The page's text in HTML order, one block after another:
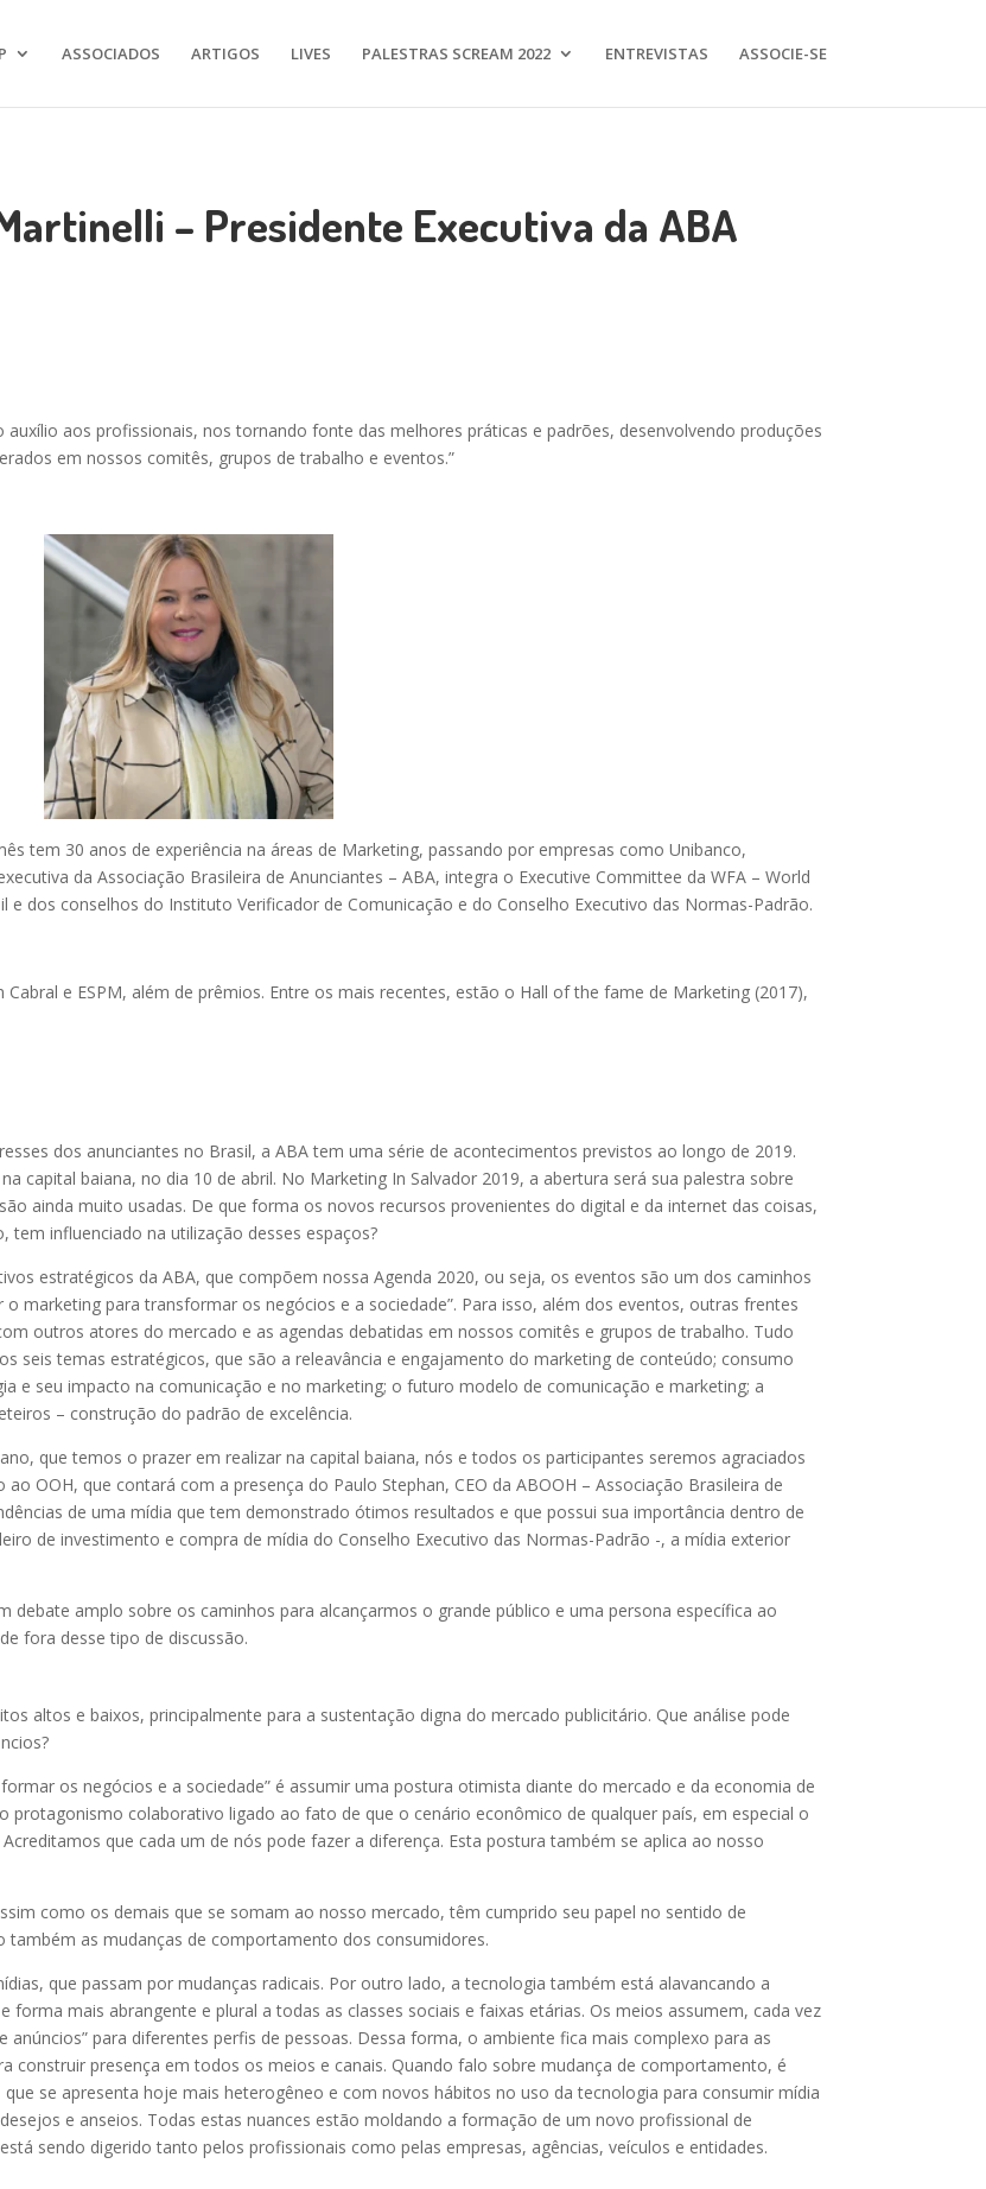
ASSOCIADOS ARTIGOS LIVES PALESTRAS SCREAM 2022 ENTREVISTAS ASSOCIE-SE
– Presidente Executiva da ABA
aos profissionais, nos tornando fonte das melhores práticas e padrões, desenvolvendo produções
em nossos comitês, grupos de trabalho e eventos.”
tem 30 anos de experiência na áreas de Marketing, passando por empresas como Unibanco,
da Associação Brasileira de Anunciantes – ABA, integra o Executive Committee da WFA – World
dos conselhos do Instituto Verificador de Comunicação e do Conselho Executivo das Normas-Padrão.
e ESPM, além de prêmios. Entre os mais recentes, estão o Hall of the fame de Marketing (2017),
dos anunciantes no Brasil, a ABA tem uma série de acontecimentos previstos ao longo de 2019.
capital baiana, no dia 10 de abril. No Marketing In Salvador 2019, a abertura será sua palestra sobre
ainda muito usadas. De que forma os novos recursos provenientes do digital e da internet das coisas,
influenciado na utilização desses espaços?
estratégicos da ABA, que compõem nossa Agenda 2020, ou seja, os eventos são um dos caminhos
marketing para transformar os negócios e a sociedade”. Para isso, além dos eventos, outras frentes
outros atores do mercado e as agendas debatidas em nossos comitês e grupos de trabalho. Tudo
seis temas estratégicos, que são a releavância e engajamento do marketing de conteúdo; consumo
e seu impacto na comunicação e no marketing; o futuro modelo de comunicação e marketing; a
– construção do padrão de excelência.
que temos o prazer em realizar na capital baiana, nós e todos os participantes seremos agraciados
OOH, que contará com a presença do Paulo Stephan, CEO da ABOOH – Associação Brasileira de
de uma mídia que tem demonstrado ótimos resultados e que possui sua importância dentro de
de investimento e compra de mídia do Conselho Executivo das Normas-Padrão -, a mídia exterior
amplo sobre os caminhos para alcançarmos o grande público e uma persona específica ao
fora desse tipo de discussão.
altos e baixos, principalmente para a sustentação digna do mercado publicitário. Que análise pode
os negócios e a sociedade” é assumir uma postura otimista diante do mercado e da economia de
colaborativo ligado ao fato de que o cenário econômico de qualquer país, em especial o
que cada um de nós pode fazer a diferença. Esta postura também se aplica ao nosso
como os demais que se somam ao nosso mercado, têm cumprido seu papel no sentido de
as mudanças de comportamento dos consumidores.
que passam por mudanças radicais. Por outro lado, a tecnologia também está alavancando a
mais abrangente e plural a todas as classes sociais e faixas etárias. Os meios assumem, cada vez
para diferentes perfis de pessoas. Dessa forma, o ambiente fica mais complexo para as
construir presença em todos os meios e canais. Quando falo sobre mudança de comportamento, é
se apresenta hoje mais heterogêneo e com novos hábitos no uso da tecnologia para consumir mídia
e anseios. Todas estas nuances estão moldando a formação de um novo profissional de
sendo digerido tanto pelos profissionais como pelas empresas, agências, veículos e entidades.